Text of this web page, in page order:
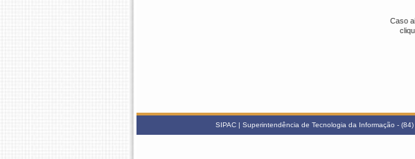
Caso
SIPAC | Superintendência de Tecnologia da Informação -